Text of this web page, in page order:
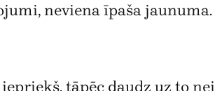
neviena īpaša jaunuma.
tāpēc daudz uz to